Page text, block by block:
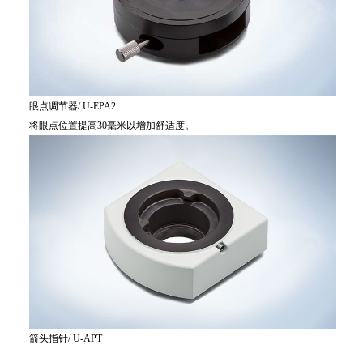
眼点调节器/ U-EPA2
将眼点位置提高30毫米以增加舒适度。
箭头指针/ U-APT